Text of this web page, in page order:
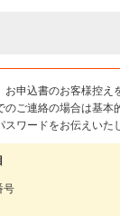
申込書のお客様控
ご連絡の場合は基本
ワードをお伝えい
号